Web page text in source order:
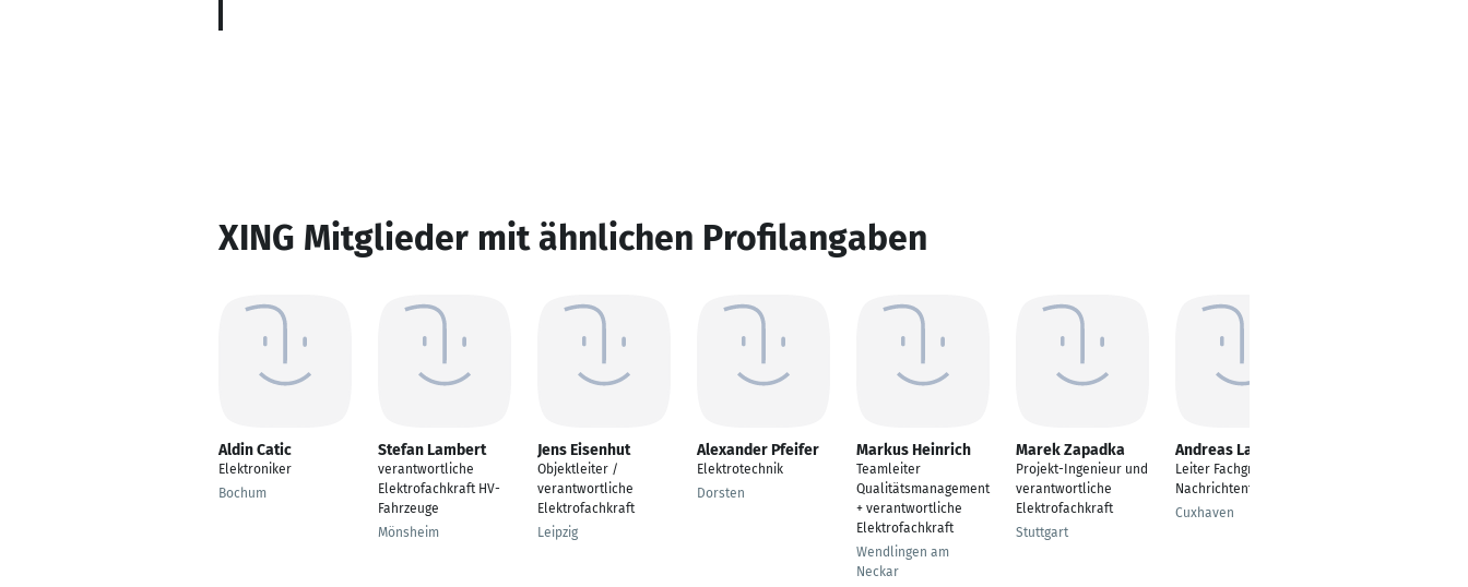
XING Mitglieder mit ähnlichen Profilangaben
Aldin Catic
Elektroniker
Bochum
Stefan Lambert
verantwortliche
Elektrofachkraft HV-
Fahrzeuge
Mönsheim
Jens Eisenhut
Objektleiter /
verantwortliche
Elektrofachkraft
Leipzig
Alexander Pfeifer
Elektrotechnik
Dorsten
Markus Heinrich
Teamleiter
Qualitätsmanagement
+ verantwortliche
Elektrofachkraft
Wendlingen am
Neckar
Marek Zapadka
Projekt-Ingenieur und
verantwortliche
Elektrofachkraft
Stuttgart
Andreas Lauer
Leiter Fachgruppe
Nachrichtentechnik
Cuxhaven